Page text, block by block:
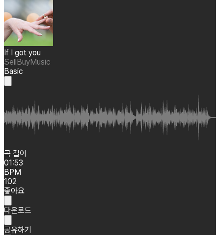
If I got you
SellBuyMusic
Basic
곡 길이
01:53
BPM
102
좋아요
다운로드
공유하기